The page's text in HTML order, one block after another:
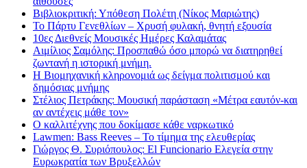
Βιβλιοκριτική: Υπόθεση Πολέτη (Νίκος Μαριώτης)
Το Πάρτυ Γενεθλίων – Χρυσή φυλακή, θνητή εξουσία
10ες Διεθνείς Μουσικές Ημέρες Καλαμάτας
Αιμίλιος Σαμόλης: Προσπαθώ όσο μπορώ να διατηρηθεί
ζωντανή η ιστορική μνήμη.
Η Βιομηχανική κληρονομιά ως δείγμα πολιτισμού και
δημόσιας μνήμης
Στέλιος Πετράκης: Μουσική παράσταση «Μέτρα εαυτόν-και
αν αντέχεις μάθε τον»
Ο καλλιτέχνης που δοκίμασε κάθε ναρκωτικό
Lawmen: Bass Reeves – Το τίμημα της ελευθερίας
Γιώργος Θ. Συριόπουλος: El Funcionario Ελεγεία στην
Ευρωκρατία των Βρυξελλών